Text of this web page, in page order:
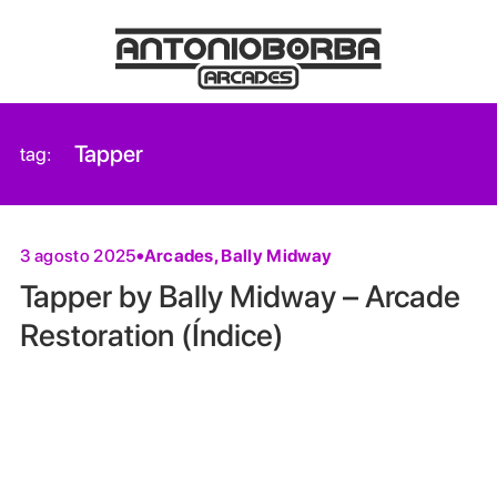
tag: Tapper
3 agosto 2025 Arcades,Bally Midway
Tapper by Bally Midway – Arcade
Restoration (Índice)